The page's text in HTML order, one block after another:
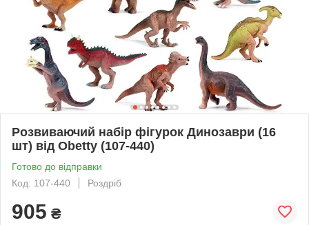
Розвиваючий набір фігурок Динозаври (16
шт) від Obetty (107-440)
Готово до відправки
Код: 107-440
Роздріб
905 ₴